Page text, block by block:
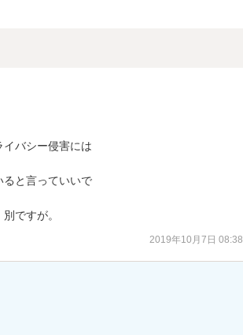
バシー侵害には
ると言っていいで
ですが。
2019年10月7日 08:38